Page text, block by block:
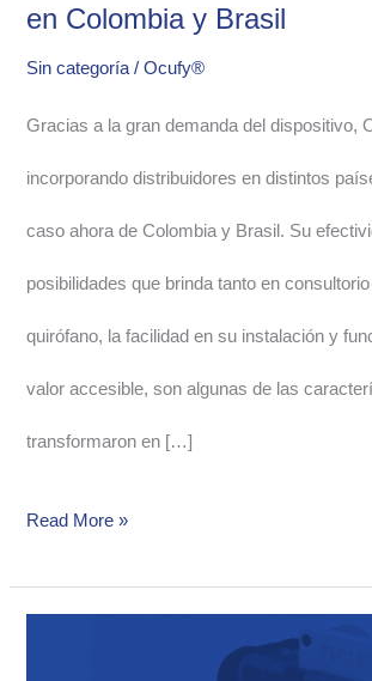
en Colombia y Brasil
Sin categoría/Ocufy®
Gracias a la gran demanda del dispositivo,
incorporando distribuidores en distintos
caso ahora de Colombia y Brasil. Su
posibilidades que brinda tanto en
quirófano, la facilidad en su instalación y
valor accesible, son algunas de las
transformaron en […]
Read More »